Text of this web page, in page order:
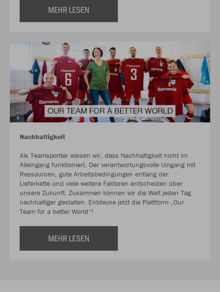
MEHR LESEN
Nachhaltigkeit
Als Teamsportler wissen wir, dass Nachhaltigkeit nicht im
Alleingang funktioniert. Der verantwortungsvolle Umgang mit
Ressourcen, gute Arbeitsbedingungen entlang der
Lieferkette und viele weitere Faktoren entscheiden über
unsere Zukunft. Zusammen können wir die Welt jeden Tag
nachhaltiger gestalten. Entdecke jetzt die Plattform „Our
Team for a better World“!
MEHR LESEN